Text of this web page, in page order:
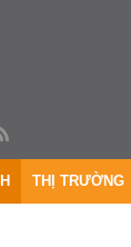
THỊ TRƯỜNG